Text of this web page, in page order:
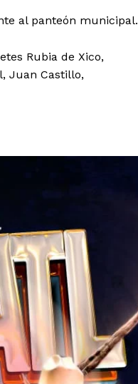
al panteón municipal.
Rubia de Xico,
Juan Castillo,